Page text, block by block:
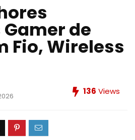
de
Fio, Wireless
136 Views